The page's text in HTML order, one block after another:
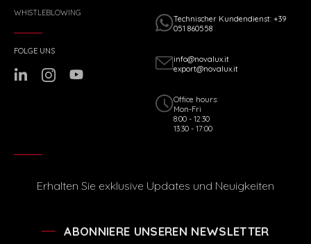
WHISTLEBLOWING
Technischer Kundendienst: +39
051 860558
info@novalux.it
export@novalux.it
Office hours:
Mon-Fri
8:00 - 12:30
13:30 - 17:00
FOLGE UNS
Erhalten Sie exklusive Updates und Neuigkeiten
ABONNIERE UNSEREN NEWSLETTER